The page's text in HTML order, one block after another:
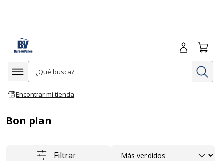
Afficher la navigation
Encontrar mi tienda
Iniciar
Bon plan
Filtrar Ordenar